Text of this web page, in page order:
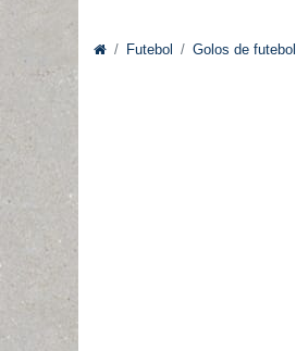
Futebol Golos de futebol